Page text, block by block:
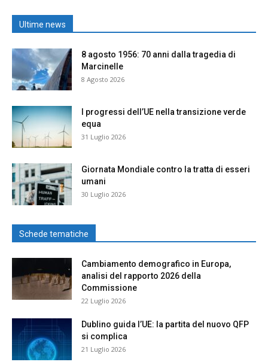
Ultime news
8 agosto 1956: 70 anni dalla tragedia di
Marcinelle
8 Agosto 2026
I progressi dell’UE nella transizione verde
equa
31 Luglio 2026
Giornata Mondiale contro la tratta di esseri
umani
30 Luglio 2026
Schede tematiche
Cambiamento demografico in Europa,
analisi del rapporto 2026 della
Commissione
22 Luglio 2026
Dublino guida l’UE: la partita del nuovo QFP
si complica
21 Luglio 2026